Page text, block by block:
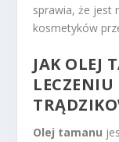
sprawia, że jest
kosmetyków
JAK OLEJ
Olej tamanu